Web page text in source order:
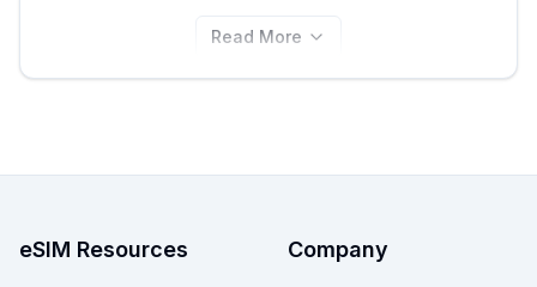
Read More
eSIM Resources Company